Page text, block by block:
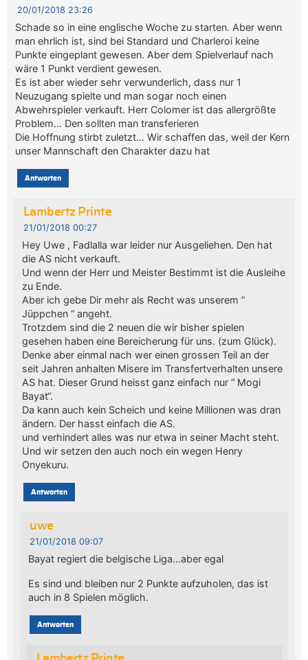
20/01/2018 23:26
Schade so in eine englische Woche zu starten. Aber wenn
man ehrlich ist, sind bei Standard und Charleroi keine
Punkte eingeplant gewesen. Aber dem Spielverlauf nach
wäre 1 Punkt verdient gewesen.
Es ist aber wieder sehr verwunderlich, dass nur 1
Neuzugang spielte und man sogar noch einen
Abwehrspieler verkauft. Herr Colomer ist das allergrößte
Problem… Den sollten man transferieren
Die Hoffnung stirbt zuletzt… Wir schaffen das, weil der Kern
unser Mannschaft den Charakter dazu hat
Antworten
Lambertz Printe
21/01/2018 00:27
Hey Uwe , Fadlalla war leider nur Ausgeliehen. Den hat
die AS nicht verkauft.
Und wenn der Herr und Meister Bestimmt ist die Ausleihe
zu Ende.
Aber ich gebe Dir mehr als Recht was unserem “
Jüppchen “ angeht.
Trotzdem sind die 2 neuen die wir bisher spielen
gesehen haben eine Bereicherung für uns. (zum Glück).
Denke aber einmal nach wer einen grossen Teil an der
seit Jahren anhalten Misere im Transfertverhalten unsere
AS hat. Dieser Grund heisst ganz einfach nur “ Mogi
Bayat“.
Da kann auch kein Scheich und keine Millionen was dran
ändern. Der hasst einfach die AS.
und verhindert alles was nur etwa in seiner Macht steht.
Und wir setzen den auch noch ein wegen Henry
Onyekuru.
Antworten
uwe
21/01/2018 09:07
Bayat regiert die belgische Liga…aber egal
Es sind und bleiben nur 2 Punkte aufzuholen, das ist
auch in 8 Spielen möglich.
Antworten